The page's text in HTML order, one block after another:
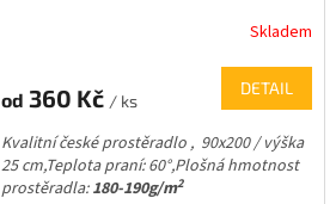
Skladem
od 360 Kč / ks
DETAIL
Kvalitní české prostěradlo , 90x200 / výška
25 cm,Teplota praní: 60°,Plošná hmotnost
prostěradla:180-190g/m2